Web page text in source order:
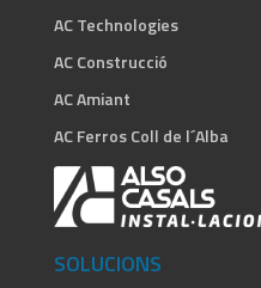
AC Technologies
AC Construcció
AC Amiant
AC Ferros Coll de l´Alba
SOLUCIONS